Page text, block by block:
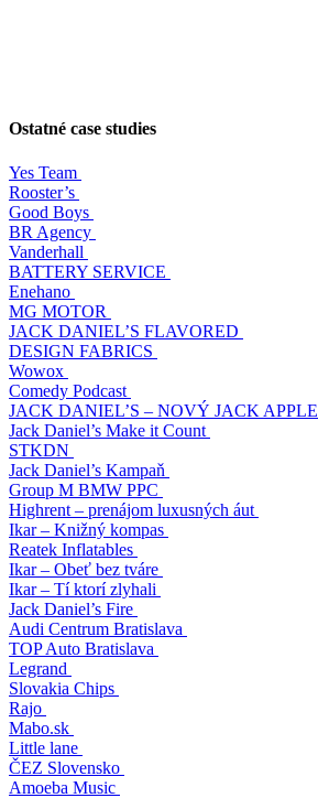
Ostatné case studies
Yes Team
Rooster’s
Good Boys
BR Agency
Vanderhall
BATTERY SERVICE
Enehano
MG MOTOR
JACK DANIEL’S FLAVORED
DESIGN FABRICS
Wowox
Comedy Podcast
JACK DANIEL’S – NOVÝ JACK APPLE
Jack Daniel’s Make it Count
STKDN
Jack Daniel’s Kampaň
Group M BMW PPC
Highrent – prenájom luxusných áut
Ikar – Knižný kompas
Reatek Inflatables
Ikar – Obeť bez tváre
Ikar – Tí ktorí zlyhali
Jack Daniel’s Fire
Audi Centrum Bratislava
TOP Auto Bratislava
Legrand
Slovakia Chips
Rajo
Mabo.sk
Little lane
ČEZ Slovensko
Amoeba Music